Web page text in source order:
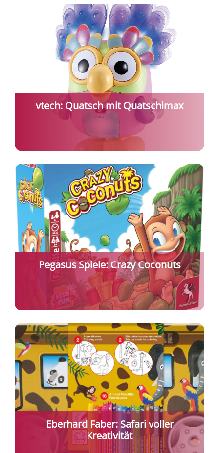
vtech: Quatsch mit Quatschimax
Pegasus Spiele: Crazy Coconuts
Eberhard Faber: Safari voller
Kreativität